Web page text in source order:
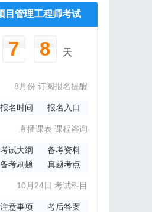
目管理工程师考试
7 8 天
8月份 订阅报名提醒
报名时间 报名入口
直播课表 课程咨询
考试大纲
备考资料
备考刷题 真题考点
10月24日 考试科目
注意事项
考后答案